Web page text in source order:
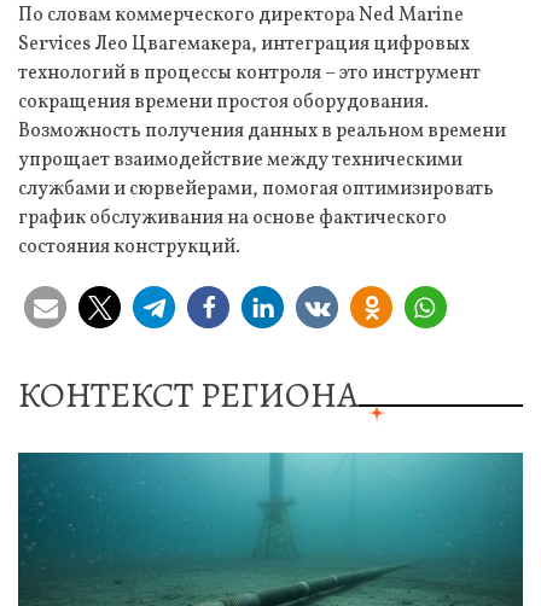
По словам коммерческого директора Ned Marine
Services Лео Цвагемакера, интеграция цифровых
технологий в процессы контроля – это инструмент
сокращения времени простоя оборудования.
Возможность получения данных в реальном времени
упрощает взаимодействие между техническими
службами и сюрвейерами, помогая оптимизировать
график обслуживания на основе фактического
состояния конструкций.
КОНТЕКСТ РЕГИОНА